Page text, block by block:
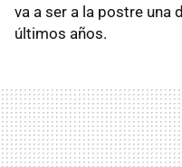
va a ser a la postre una
últimos años.